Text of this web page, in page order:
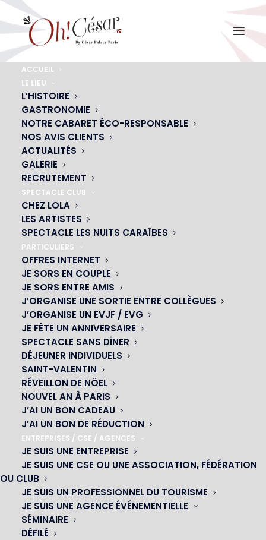
ACCUEIL
LE LIEU
L’HISTOIRE
GASTRONOMIE
NOTRE CABARET ÉCO-RESPONSABLE
NOS AVIS CLIENTS
ACTUALITÉS
GALERIE
RECRUTEMENT
SPECTACLE CLUB
CHEZ LOLA
LES ARTISTES
SPECTACLE LES NUITS CARAÏBES
PARTICULIERS
OFFRES INTERNET
JE SORS EN COUPLE
JE SORS ENTRE AMIS
J’ORGANISE UNE SORTIE ENTRE COLLÈGUES
J’ORGANISE UN EVJF / EVG
JE FÊTE UN ANNIVERSAIRE
SPECTACLE SANS DÎNER
DÉJEUNER INDIVIDUELS
SAINT-VALENTIN
RÉVEILLON DE NÖEL
NOUVEL AN À PARIS
J’AI UN BON CADEAU
J’AI UN BON DE RÉDUCTION
ENTREPRISES / CSE / AGENCES
JE SUIS UNE ENTREPRISE
JE SUIS UNE CSE OU UNE ASSOCIATION, FÉDÉRATION
OU CLUB
JE SUIS UN PROFESSIONNEL DU TOURISME
JE SUIS UNE AGENCE ÉVÉNEMENTIELLE
SÉMINAIRE
DÉFILÉ
Accueil Chloé Gardiol
OH! CÉSAR
|
23 avenue du Maine 75015 PARIS
01 45 44 46 20